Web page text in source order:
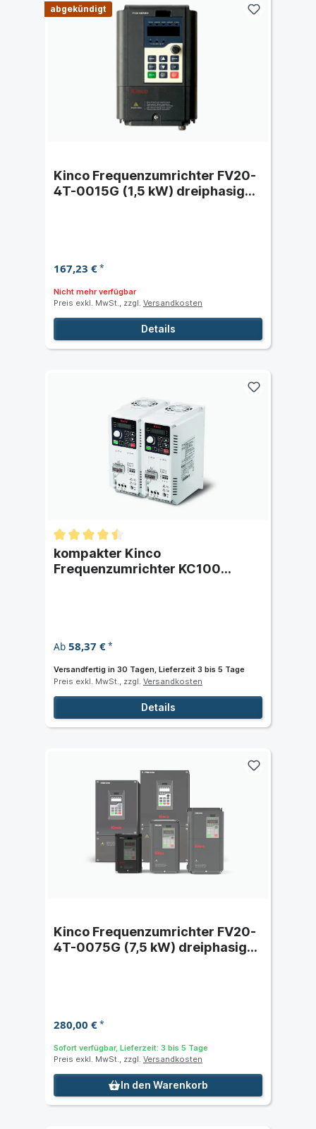
abgekündigt
Kinco Frequenzumrichter FV20-
4T-0015G (1,5 kW) dreiphasig
167,23 €*
Nicht mehr verfügbar
Preis exkl. MwSt., zzgl. Versandkosten
Details
kompakter Kinco
Frequenzumrichter KC100
Ab 58,37 €*
Versandfertig in 30 Tagen, Lieferzeit 3 bis 5 Tage
Preis exkl. MwSt., zzgl. Versandkosten
Details
Kinco Frequenzumrichter FV20-
4T-0075G (7,5 kW) dreiphasig
280,00 €*
Sofort verfügbar, Lieferzeit: 3 bis 5 Tage
Preis exkl. MwSt., zzgl. Versandkosten
In den Warenkorb